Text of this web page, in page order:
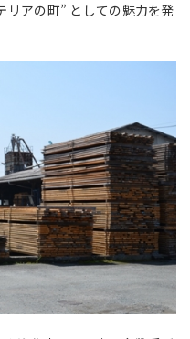
リアの町” としての魅力を発